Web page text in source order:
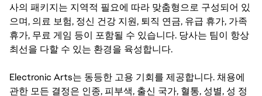
사의 패키지는 지역적 필요에 따라 맞춤형으로 구성되어 있
으며, 의료 보험, 정신 건강 지원, 퇴직 연금, 유급 휴가, 가족
휴가, 무료 게임 등이 포함될 수 있습니다. 당사는 팀이 항상
최선을 다할 수 있는 환경을 육성합니다.
Electronic Arts는 동등한 고용 기회를 제공합니다. 채용에
관한 모든 결정은 인종, 피부색, 출신 국가, 혈통, 성별, 성 정